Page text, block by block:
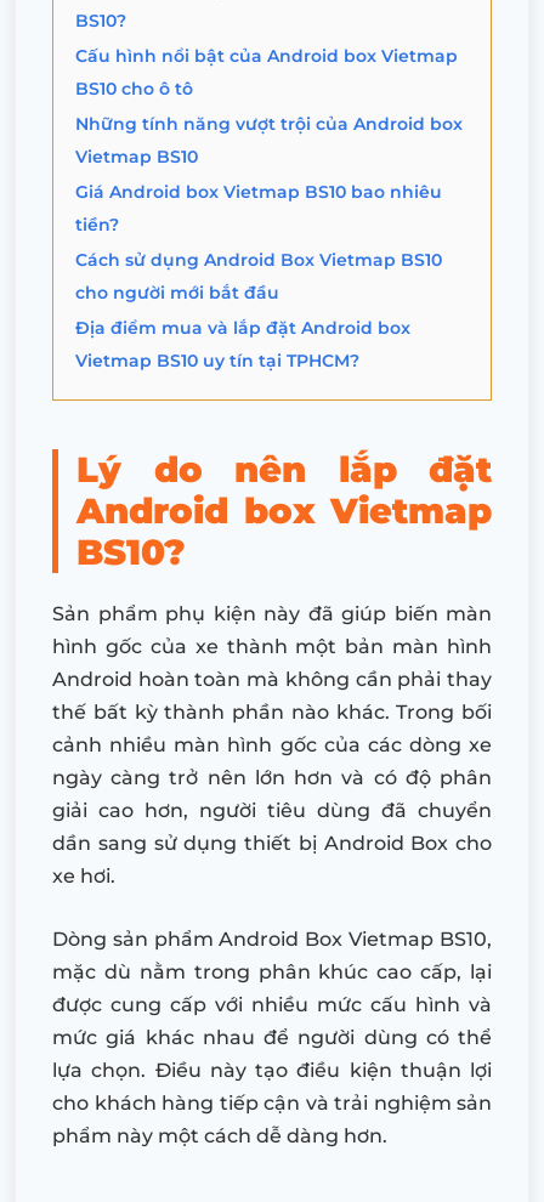
BS10?
Cấu hình nổi bật của Android box Vietmap
BS10 cho ô tô
Những tính năng vượt trội của Android box
Vietmap BS10
Giá Android box Vietmap BS10 bao nhiêu
tiền?
Cách sử dụng Android Box Vietmap BS10
cho người mới bắt đầu
Địa điểm mua và lắp đặt Android box
Vietmap BS10 uy tín tại TPHCM?
Lý do nên lắp đặt
Android box Vietmap
BS10?
Sản phẩm phụ kiện này đã giúp biến màn
hình gốc của xe thành một bản màn hình
Android hoàn toàn mà không cần phải thay
thế bất kỳ thành phần nào khác. Trong bối
cảnh nhiều màn hình gốc của các dòng xe
ngày càng trở nên lớn hơn và có độ phân
giải cao hơn, người tiêu dùng đã chuyển
dần sang sử dụng thiết bị Android Box cho
xe hơi.
Dòng sản phẩm Android Box Vietmap BS10,
mặc dù nằm trong phân khúc cao cấp, lại
được cung cấp với nhiều mức cấu hình và
mức giá khác nhau để người dùng có thể
lựa chọn. Điều này tạo điều kiện thuận lợi
cho khách hàng tiếp cận và trải nghiệm sản
phẩm này một cách dễ dàng hơn.